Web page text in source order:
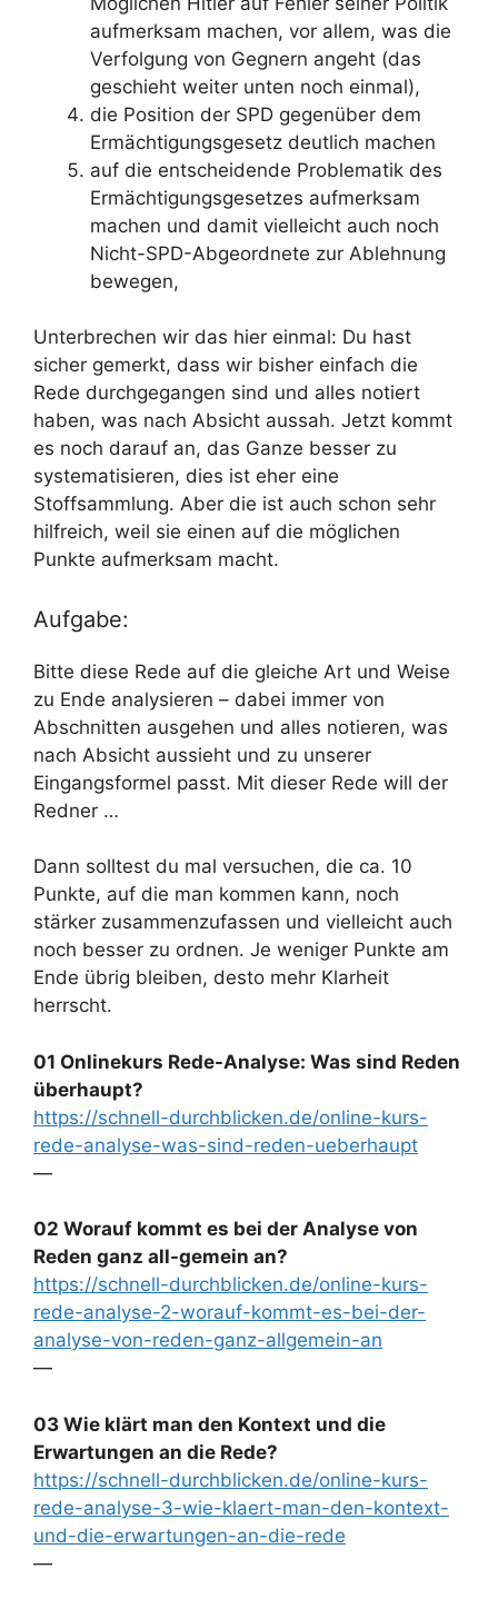
aufmerksam machen, vor allem, was die
Verfolgung von Gegnern angeht (das
geschieht weiter unten noch einmal),
die Position der SPD gegenüber dem
Ermächtigungsgesetz deutlich machen
auf die entscheidende Problematik des
Ermächtigungsgesetzes aufmerksam
machen und damit vielleicht auch noch
Nicht-SPD-Abgeordnete zur Ablehnung
bewegen,
Unterbrechen wir das hier einmal: Du hast
sicher gemerkt, dass wir bisher einfach die
Rede durchgegangen sind und alles notiert
haben, was nach Absicht aussah. Jetzt kommt
es noch darauf an, das Ganze besser zu
systematisieren, dies ist eher eine
Stoffsammlung. Aber die ist auch schon sehr
hilfreich, weil sie einen auf die möglichen
Punkte aufmerksam macht.
Aufgabe:
Bitte diese Rede auf die gleiche Art und Weise
zu Ende analysieren – dabei immer von
Abschnitten ausgehen und alles notieren, was
nach Absicht aussieht und zu unserer
Eingangsformel passt. Mit dieser Rede will der
Redner …
Dann solltest du mal versuchen, die ca. 10
Punkte, auf die man kommen kann, noch
stärker zusammenzufassen und vielleicht auch
noch besser zu ordnen. Je weniger Punkte am
Ende übrig bleiben, desto mehr Klarheit
herrscht.
01 Onlinekurs Rede-Analyse: Was sind Reden
überhaupt?
https://schnell-durchblicken.de/online-kurs-
rede-analyse-was-sind-reden-ueberhaupt
—
02 Worauf kommt es bei der Analyse von
Reden ganz all-gemein an?
https://schnell-durchblicken.de/online-kurs-
rede-analyse-2-worauf-kommt-es-bei-der-
analyse-von-reden-ganz-allgemein-an
—
03 Wie klärt man den Kontext und die
Erwartungen an die Rede?
https://schnell-durchblicken.de/online-kurs-
rede-analyse-3-wie-klaert-man-den-kontext-
und-die-erwartungen-an-die-rede
—